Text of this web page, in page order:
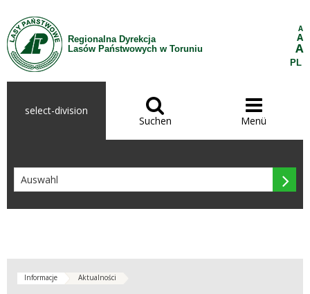
Zum Inhalt wechseln
Regionalna Dyrekcja
Lasów Państwowych w Toruniu
A
A
A
PL
select-division 
Suchen

Menü

Informacje Aktualności